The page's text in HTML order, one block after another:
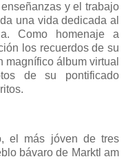
y el trabajo
una vida dedicada al
Como homenaje a
los recuerdos de su
magnífico álbum virtual
de su pontificado
el más jóven de tres
bávaro de Marktl am